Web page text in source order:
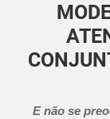
E não se